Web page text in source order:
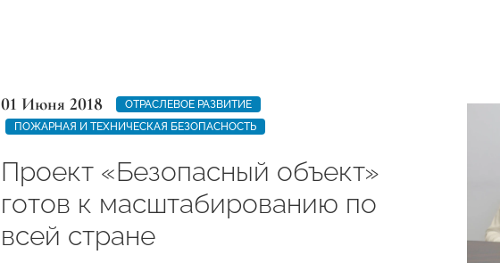
01 Июня 2018
ОТРАСЛЕВОЕ РАЗВИТИЕ
ПОЖАРНАЯ И ТЕХНИЧЕСКАЯ БЕЗОПАСНОСТЬ
Проект «Безопасный объект»
готов к масштабированию по
всей стране